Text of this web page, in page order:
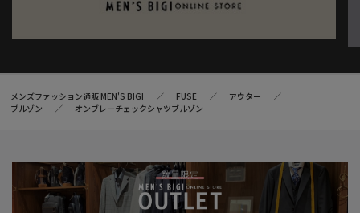
メンズファッション通販 MEN'S BIGI FUSE
アウター
ブルゾン
オンブレーチェックシャツブルゾン